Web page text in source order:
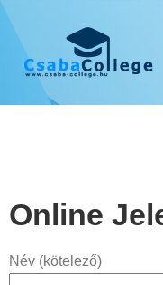
Online
Név (kötelező)